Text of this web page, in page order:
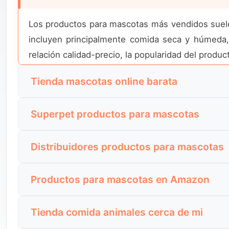
Los productos para mascotas más vendidos
incluyen principalmente comida seca y
relación calidad-precio, la popularidad del
Tienda mascotas online barata
esenciales. En el mercado español, estas
Superpet productos para mascotas
tipo de consultas indican confianza previa y
Distribuidores productos para mascotas
estos distribuidores ofrecen alimentación,
Productos para mascotas en Amazon
plataforma para comparar precios, leer
Tienda comida animales cerca de mi